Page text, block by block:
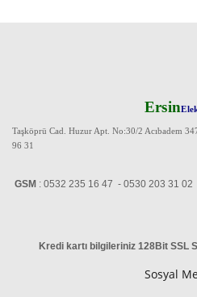
Ersin
Taşköprü Cad. Huzur Apt. No:30/2 Acıbadem
96 31
GSM : 0532 235 16 47 - 0530 203
Kredi kartı bilgileriniz 128Bit SSL
Sosyal